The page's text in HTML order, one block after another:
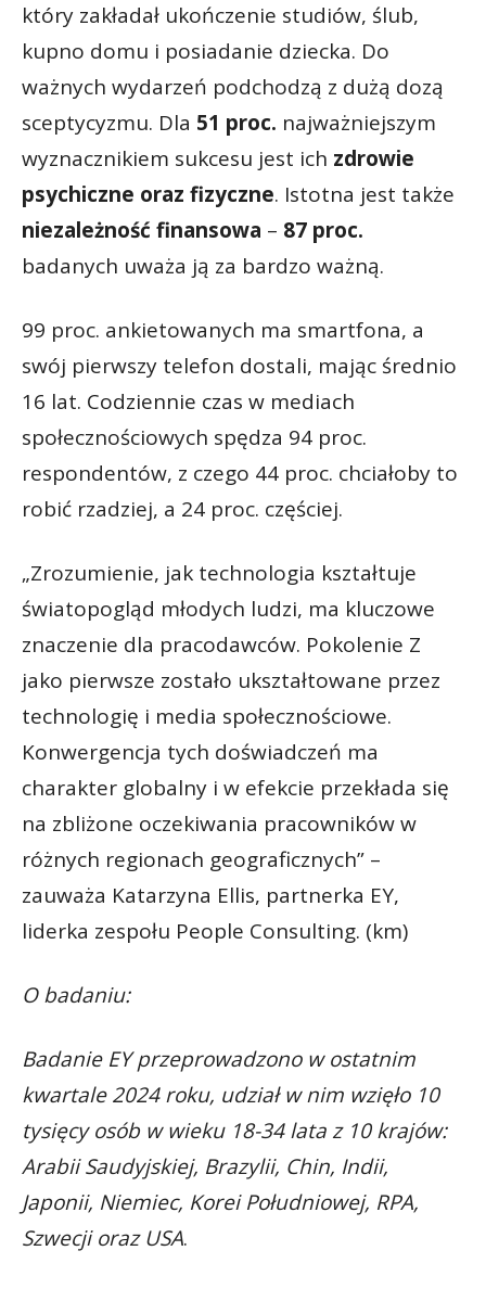
który zakładał ukończenie studiów, ślub,
kupno domu i posiadanie dziecka. Do
ważnych wydarzeń podchodzą z dużą dozą
sceptycyzmu. Dla 51 proc. najważniejszym
wyznacznikiem sukcesu jest ich zdrowie
psychiczne oraz fizyczne. Istotna jest także
niezależność finansowa – 87 proc.
badanych uważa ją za bardzo ważną.
99 proc. ankietowanych ma smartfona, a
swój pierwszy telefon dostali, mając średnio
16 lat. Codziennie czas w mediach
społecznościowych spędza 94 proc.
respondentów, z czego 44 proc. chciałoby to
robić rzadziej, a 24 proc. częściej.
„Zrozumienie, jak technologia kształtuje
światopogląd młodych ludzi, ma kluczowe
znaczenie dla pracodawców. Pokolenie Z
jako pierwsze zostało ukształtowane przez
technologię i media społecznościowe.
Konwergencja tych doświadczeń ma
charakter globalny i w efekcie przekłada się
na zbliżone oczekiwania pracowników w
różnych regionach geograficznych” –
zauważa Katarzyna Ellis, partnerka EY,
liderka zespołu People Consulting. (km)
O badaniu:
Badanie EY przeprowadzono w ostatnim
kwartale 2024 roku, udział w nim wzięło 10
tysięcy osób w wieku 18-34 lata z 10 krajów:
Arabii Saudyjskiej, Brazylii, Chin, Indii,
Japonii, Niemiec, Korei Południowej, RPA,
Szwecji oraz USA.